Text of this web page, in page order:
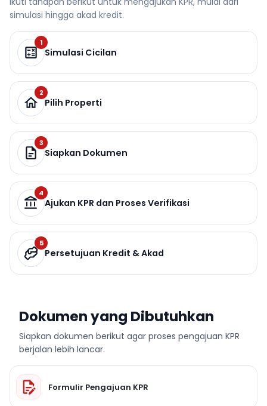
simulasi hingga akad kredit.
1
Simulasi Cicilan
2
Pilih Properti
3
Siapkan Dokumen
4
Ajukan KPR dan Proses Verifikasi
5
Persetujuan Kredit & Akad
Dokumen yang Dibutuhkan
Siapkan dokumen berikut agar proses pengajuan KPR
berjalan lebih lancar.
Formulir Pengajuan KPR